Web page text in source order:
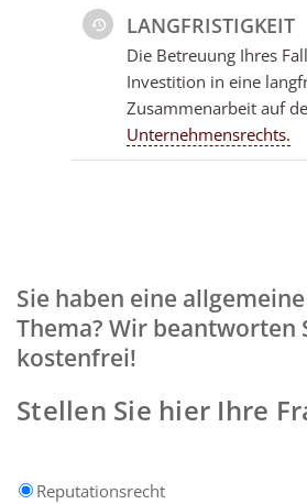
LANGFRISTIGKEIT
Die Betreuung Ihres
Investition in eine
Zusammenarbeit auf
Unternehmensrechts.
Sie haben eine
Thema? Wir beantworten
kostenfrei!
Stellen Sie hier Ihre
Reputationsrecht